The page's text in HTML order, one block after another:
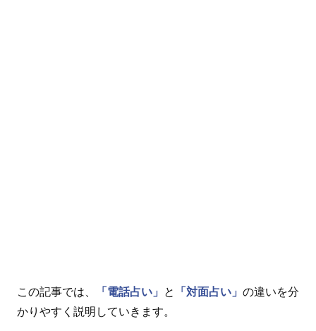
この記事では、 「電話占い」 と 「対面占い」 の違いを分
かりやすく説明していきます。